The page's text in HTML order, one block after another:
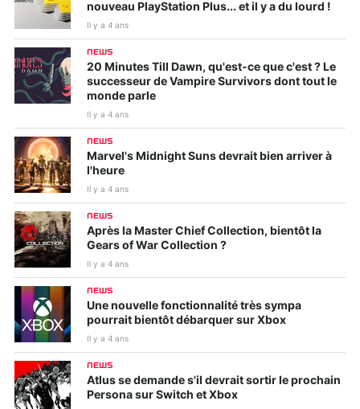
nouveau PlayStation Plus... et il y a du lourd !
Il y a 4 ans
NEWS
20 Minutes Till Dawn, qu'est-ce que c'est ? Le
successeur de Vampire Survivors dont tout le
monde parle
Il y a 4 ans
NEWS
Marvel's Midnight Suns devrait bien arriver à
l'heure
Il y a 4 ans
NEWS
Après la Master Chief Collection, bientôt la
Gears of War Collection ?
Il y a 4 ans
NEWS
Une nouvelle fonctionnalité très sympa
pourrait bientôt débarquer sur Xbox
Il y a 4 ans
NEWS
Atlus se demande s'il devrait sortir le prochain
Persona sur Switch et Xbox